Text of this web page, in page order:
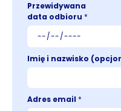
Przewidywana
data odbioru *
Imię i nazwisko
Adres email *